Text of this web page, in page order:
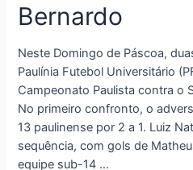
Bernardo
Neste Domingo de Páscoa,
Paulínia Futebol Universitário
Campeonato Paulista contra o
No primeiro confronto, o
13 paulinense por 2 a 1. Luiz
sequência, com gols de
equipe sub-14 …